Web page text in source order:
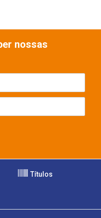
nossas
Títulos